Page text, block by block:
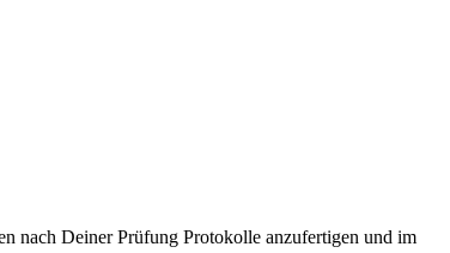
nach Deiner Prüfung Protokolle anzufertigen und im